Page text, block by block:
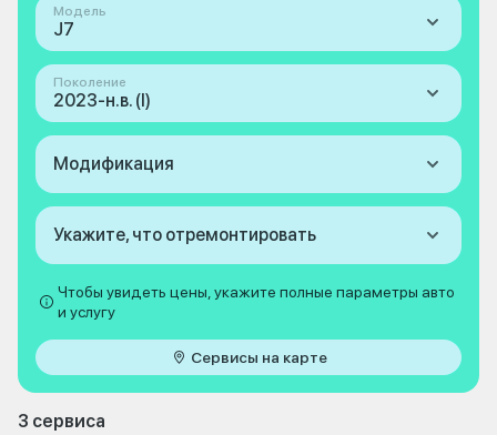
Модель
J7
Поколение
2023-н.в. (I)
Модификация
Укажите, что отремонтировать
Чтобы увидеть цены, укажите полные параметры авто
и услугу
Сервисы на карте
3 сервиса